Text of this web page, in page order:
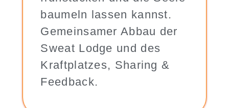
baumeln lassen kannst.
Gemeinsamer Abbau der
Sweat Lodge und des
Kraftplatzes, Sharing &
Feedback.